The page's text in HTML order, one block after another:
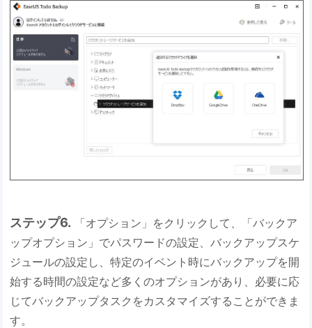
ステップ6. 「オプション」をクリックして、「バックア
ップオプション」でパスワードの設定、バックアップスケ
ジュールの設定し、特定のイベント時にバックアップを開
始する時間の設定など多くのオプションがあり、必要に応
じてバックアップタスクをカスタマイズすることができま
す。